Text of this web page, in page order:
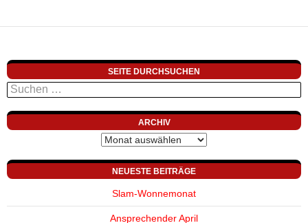
SEITE DURCHSUCHEN
Suchen
nach:
ARCHIV
Archiv
NEUESTE BEITRÄGE
Slam-Wonnemonat
Ansprechender April